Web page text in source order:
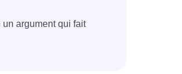
argument qui fait